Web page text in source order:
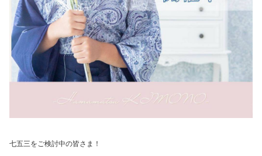
七五三をご検討中の皆さま！